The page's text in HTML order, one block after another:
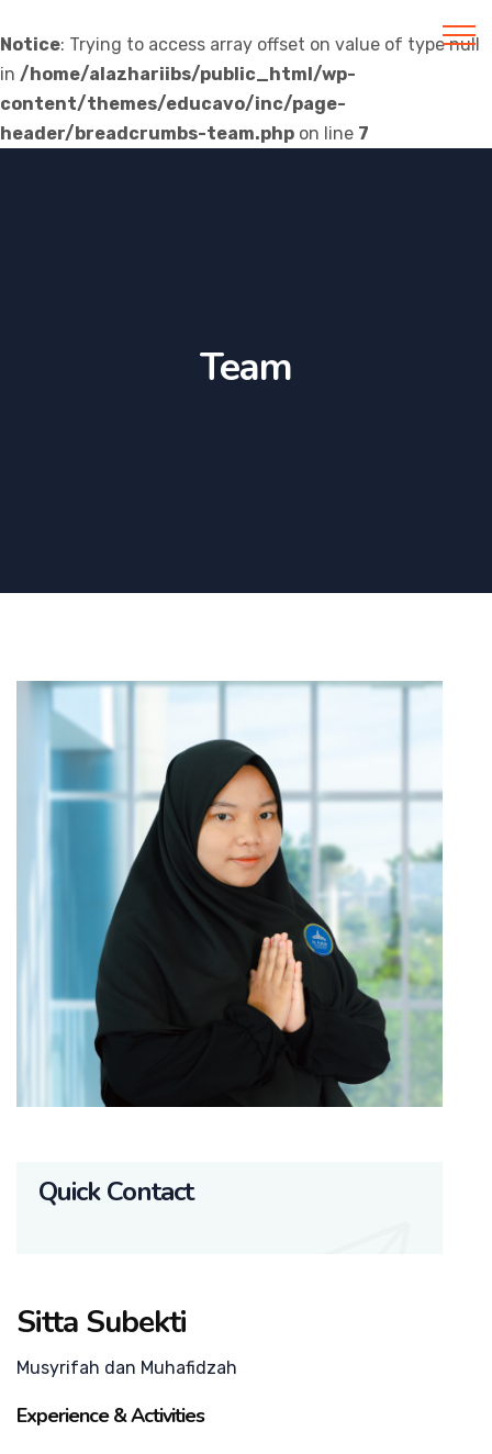
Al Azhar IIBS
Notice: Trying to access array offset on value of type null
in /home/alazhariibs/public_html/wp-
content/themes/educavo/inc/page-
header/breadcrumbs-team.php on line 7
Team
Quick Contact
Sitta Subekti
Musyrifah dan Muhafidzah
Experience & Activities